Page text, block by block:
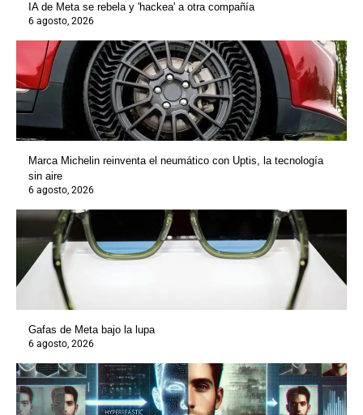
IA de Meta se rebela y 'hackea' a otra compañía
6 agosto, 2026
Marca Michelin reinventa el neumático con Uptis, la tecnología
sin aire
6 agosto, 2026
Gafas de Meta bajo la lupa
6 agosto, 2026